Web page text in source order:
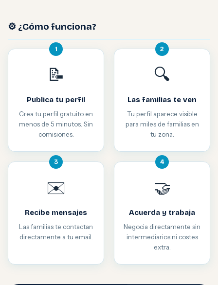
⚙️ ¿Cómo funciona?
1
📝
Publica tu perfil
Crea tu perfil gratuito en
menos de 5 minutos. Sin
comisiones.
2
🔍
Las familias te ven
Tu perfil aparece visible
para miles de familias en
tu zona.
3
✉️
Recibe mensajes
Las familias te contactan
directamente a tu email.
4
🤝
Acuerda y trabaja
Negocia directamente sin
intermediarios ni costes
extra.